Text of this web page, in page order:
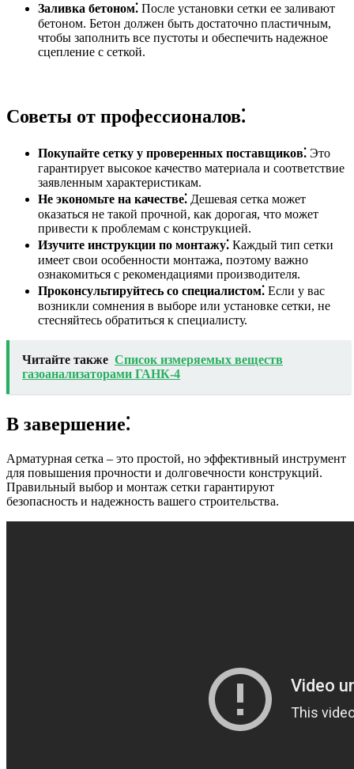
Заливка бетоном⁚ После установки сетки ее заливают
бетоном. Бетон должен быть достаточно пластичным,
чтобы заполнить все пустоты и обеспечить надежное
сцепление с сеткой.
Советы от профессионалов⁚
Покупайте сетку у проверенных поставщиков⁚ Это
гарантирует высокое качество материала и соответствие
заявленным характеристикам.
Не экономьте на качестве⁚ Дешевая сетка может
оказаться не такой прочной, как дорогая, что может
привести к проблемам с конструкцией.
Изучите инструкции по монтажу⁚ Каждый тип сетки
имеет свои особенности монтажа, поэтому важно
ознакомиться с рекомендациями производителя.
Проконсультируйтесь со специалистом⁚ Если у вас
возникли сомнения в выборе или установке сетки, не
стесняйтесь обратиться к специалисту.
Читайте также Список измеряемых веществ
газоанализаторами ГАНК-4
В завершение⁚
Арматурная сетка – это простой, но эффективный инструмент
для повышения прочности и долговечности конструкций.
Правильный выбор и монтаж сетки гарантируют
безопасность и надежность вашего строительства.